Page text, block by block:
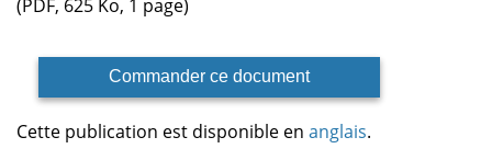
(PDF, 625 Ko, 1 page)
Commander ce document
Cette publication est disponible en anglais.